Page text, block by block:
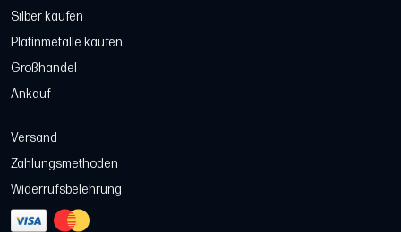
Silber kaufen
Platinmetalle kaufen
Großhandel
Ankauf
Versand
Zahlungsmethoden
Widerrufsbelehrung